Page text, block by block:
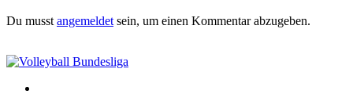
Du musst angemeldet sein, um einen Kommentar abzugeben.